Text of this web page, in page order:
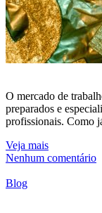
O mercado de
preparados e
profissionais. Como
Veja mais
Nenhum comentário
Blog